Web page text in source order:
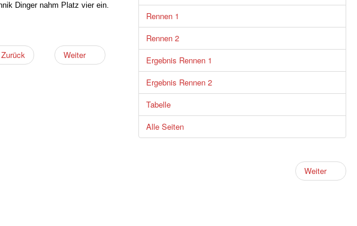
Rennen 1
Rennen 2
Ergebnis Rennen 1
Ergebnis Rennen 2
Tabelle
Alle Seiten
Dinger nahm Platz vier ein.
Zurück Weiter
Weiter